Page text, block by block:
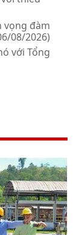
vọng đàm
08/2026)
với Tổng